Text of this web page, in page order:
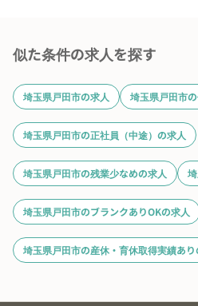
似た条件の求人を探す
埼玉県戸田市の求人 埼玉県戸田市
埼玉県戸田市の正社員（中途）の求人
埼玉県戸田市の残業少なめの求人
埼玉県戸田市のブランクありOKの求人
埼玉県戸田市の産休・育休取得実績あり